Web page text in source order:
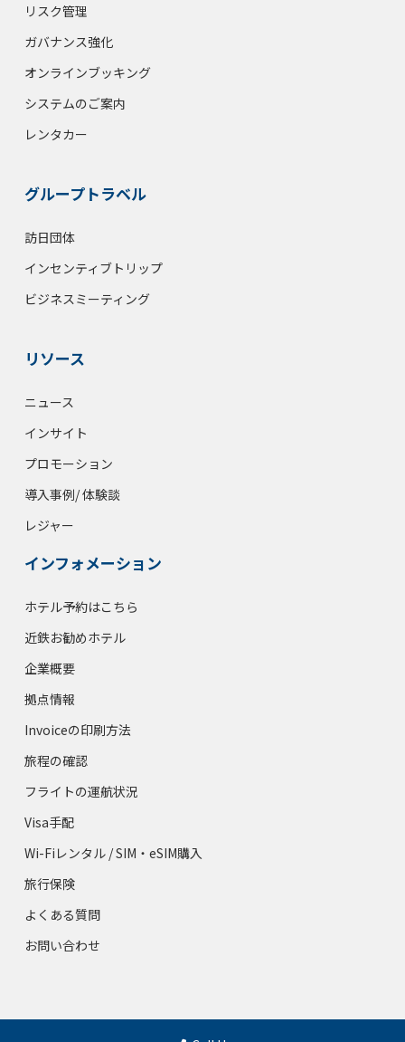
リスク管理
ガバナンス強化
オンラインブッキング
システムのご案内
レンタカー
グループトラベル
訪日団体
インセンティブトリップ
ビジネスミーティング
リソース
ニュース
インサイト
プロモーション
導入事例/ 体験談
レジャー
インフォメーション
ホテル予約はこちら
近鉄お勧めホテル
企業概要
拠点情報
Invoiceの印刷方法
旅程の確認
フライトの運航状況
Visa手配
Wi-Fiレンタル / SIM・eSIM購入
旅行保険
よくある質問
お問い合わせ